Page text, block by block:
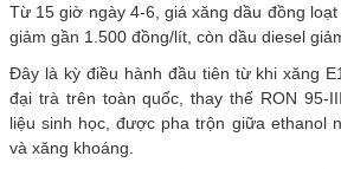
Từ 15 giờ ngày 4-6, giá xăng dầu đồng
giảm gần 1.500 đồng/lít, còn dầu diesel
Đây là kỳ điều hành đầu tiên từ khi xăng
đại trà trên toàn quốc, thay thế RON 95-
liệu sinh học, được pha trộn giữa ethanol
và xăng khoáng.